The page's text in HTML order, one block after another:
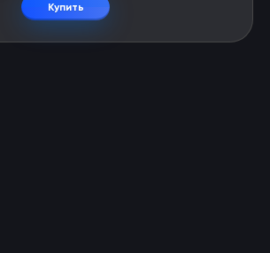
Купить